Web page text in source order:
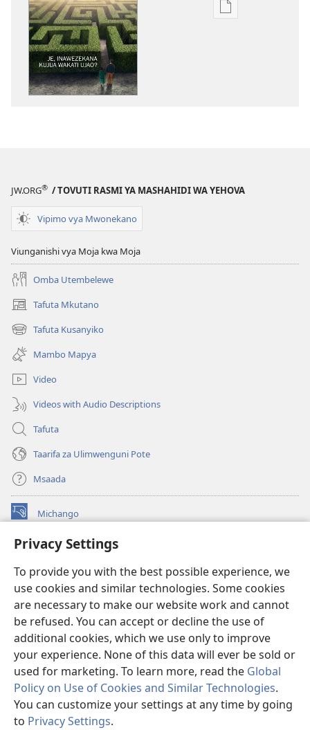
Privacy Settings
To provide you with the best possible experience, we
use cookies and similar technologies. Some cookies
are necessary to make our website work and cannot
be refused. You can accept or decline the use of
additional cookies, which we use only to improve
your experience. None of this data will ever be sold or
used for marketing. To learn more, read the Global
Policy on Use of Cookies and Similar Technologies.
You can customize your settings at any time by going
to Privacy Settings.
Mbinu
Kujua
JW.ORG® / TOVUTI RASMI YA MASHAHIDI WA YEHOVA
Vipimo vya Mwonekano
Viunganishi vya Moja kwa Moja
Omba Utembelewe
Tafuta Mkutano
(opens
new
window)
Tafuta Kusanyiko
(opens
new
window)
Mambo Mapya
Video
Videos with Audio Descriptions
Tafuta
Taarifa za Ulimwenguni Pote
Msaada
Michango
(opens
window)Watchtower MAKTABA KWENYE MTANDAO™
new
window)JW Hub ®
(opens
new
window)JW Library ®
Watchtower Library
Copyright© 2026 Watch Tower Bible and Tract Society of Pennsylvania.